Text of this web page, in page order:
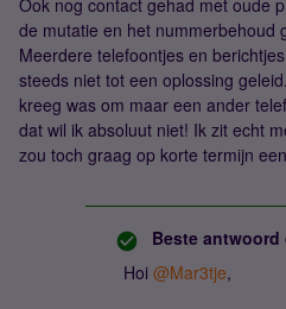
Ook nog contact gehad met oude
de mutatie en het nummerbehoud
Meerdere telefoontjes en
steeds niet tot een oplossing
kreeg was om maar een ander
dat wil ik absoluut niet! Ik zit echt
zou toch graag op korte termijn
Beste antwoord
Hoi @Mar3tje,